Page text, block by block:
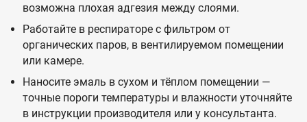
возможна плохая адгезия между слоями.
Работайте в респираторе с фильтром от
органических паров, в вентилируемом помещении
или камере.
Наносите эмаль в сухом и тёплом помещении —
точные пороги температуры и влажности уточняйте
в инструкции производителя или у консультанта.